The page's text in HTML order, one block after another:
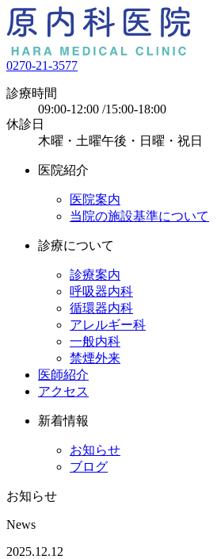
0270-21-3577
診療時間
09:00-12:00 /15:00-18:00
休診日
木曜・土曜午後・日曜・祝日
医院紹介
医院案内
当院の施設基準について
診療について
診療案内
呼吸器内科
循環器内科
アレルギー科
一般内科
禁煙外来
医師紹介
アクセス
新着情報
お知らせ
ブログ
お知らせ
News
2025.12.12